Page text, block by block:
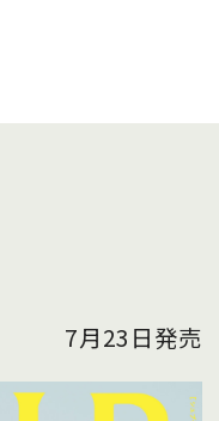
7月23日発売